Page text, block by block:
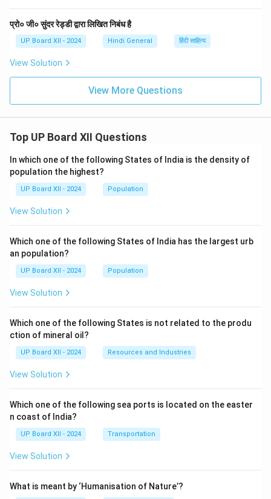
प्रो० जी० सुंदर रेड्डी द्वारा लिखित निबंध है
UP Board XII - 2024 Hindi General हिंदी साहित्य
View Solution
View More Questions
Top UP Board XII Questions
In which one of the following States of India is the density of
population the highest?
UP Board XII - 2024 Population
View Solution
Which one of the following States of India has the largest urb
an population?
UP Board XII - 2024 Population
View Solution
Which one of the following States is not related to the produ
ction of mineral oil?
UP Board XII - 2024 Resources and Industries
View Solution
Which one of the following sea ports is located on the easter
n coast of India?
UP Board XII - 2024 Transportation
View Solution
What is meant by ‘Humanisation of Nature’?